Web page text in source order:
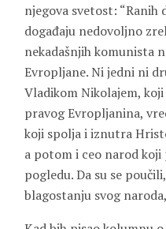
njegova svetost: “Ranih
događaju nedovoljno
nekadašnjih komunista
Evropljane. Ni jedni ni
Vladikom Nikolajem,
pravog Evropljanina,
koji spolja i iznutra
a potom i ceo narod
pogledu. Da su se
blagostanju svog